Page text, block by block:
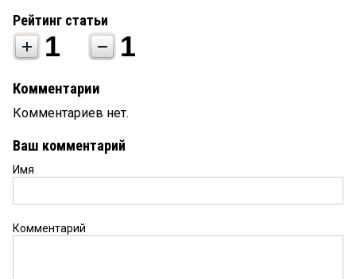
Рейтинг статьи
1 1
Комментарии
Комментариев нет.
Ваш комментарий
Имя
Комментарий